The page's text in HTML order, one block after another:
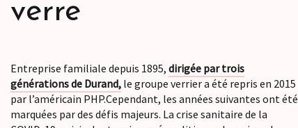
verre
Entreprise familiale depuis 1895, dirigée par trois
générations de Durand, le groupe verrier a été repris en 2015
par l’américain PHP.Cependant, les années suivantes ont été
marquées par des défis majeurs. La crise sanitaire de la